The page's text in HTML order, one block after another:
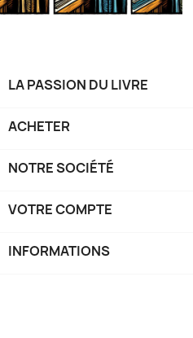
LA PASSION DU LIVRE
ACHETER
NOTRE SOCIÉTÉ
VOTRE COMPTE
INFORMATIONS